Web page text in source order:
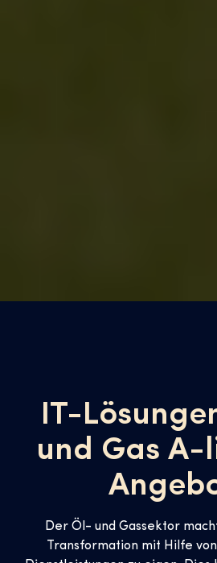
IT-
und Gas
Der Öl- und Gassektor
Transformation mit Hilfe